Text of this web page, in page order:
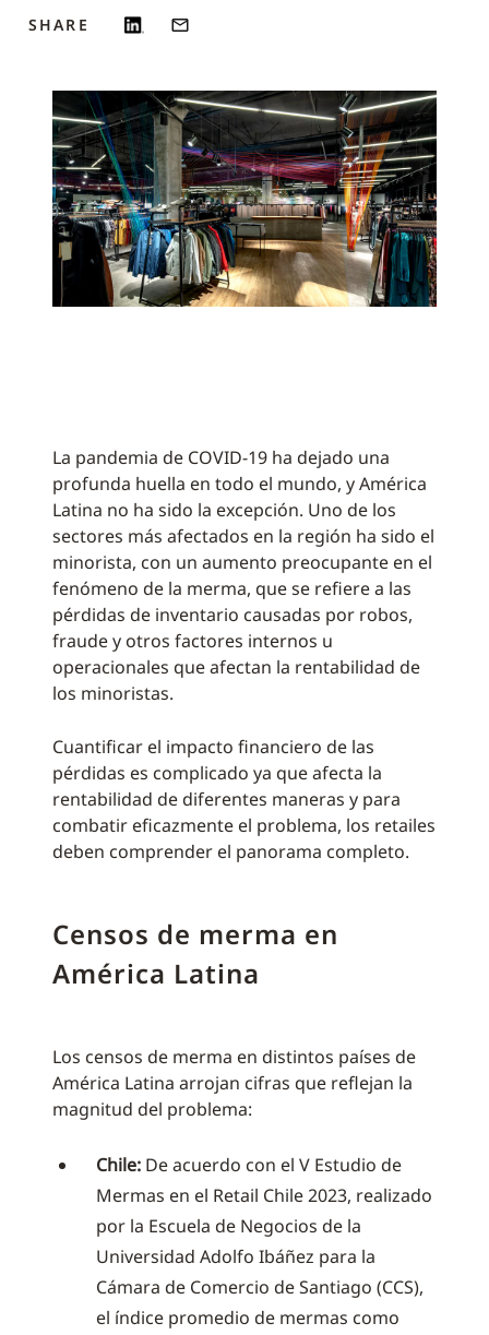
SHARE
La pandemia de COVID-19 ha dejado una
profunda huella en todo el mundo, y América
Latina no ha sido la excepción. Uno de los
sectores más afectados en la región ha sido el
minorista, con un aumento preocupante en el
fenómeno de la merma, que se refiere a las
pérdidas de inventario causadas por robos,
fraude y otros factores internos u
operacionales que afectan la rentabilidad de
los minoristas.
Cuantificar el impacto financiero de las
pérdidas es complicado ya que afecta la
rentabilidad de diferentes maneras y para
combatir eficazmente el problema, los retailes
deben comprender el panorama completo.
Censos de merma en
América Latina
Los censos de merma en distintos países de
América Latina arrojan cifras que reflejan la
magnitud del problema:
Chile: De acuerdo con el V Estudio de
Mermas en el Retail Chile 2023, realizado
por la Escuela de Negocios de la
Universidad Adolfo Ibáñez para la
Cámara de Comercio de Santiago (CCS),
el índice promedio de mermas como